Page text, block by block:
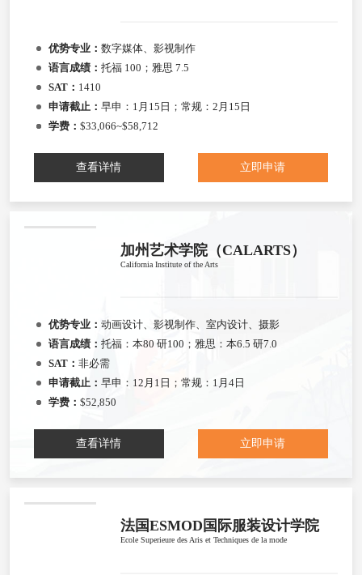
优势专业： 数字媒体、影视制作
语言成绩： 托福 100；雅思 7.5
SAT： 1410
申请截止： 早申：1月15日；常规：2月15日
学费： $33,066~$58,712
查看详情 立即申请
加州艺术学院（CALARTS）
California Institute of the Arts
优势专业： 动画设计、影视制作、室内设计、摄影
语言成绩： 托福：本80 研100；雅思：本6.5 研7.0
SAT： 非必需
申请截止： 早申：12月1日；常规：1月4日
学费： $52,850
查看详情 立即申请
法国ESMOD国际服装设计学院
Ecole Superieure des Aris et Techniques de la mode